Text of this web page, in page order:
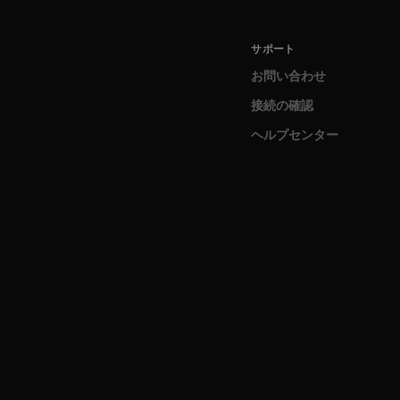
サポート
お問い合わせ
接続の確認
ヘルプセンター